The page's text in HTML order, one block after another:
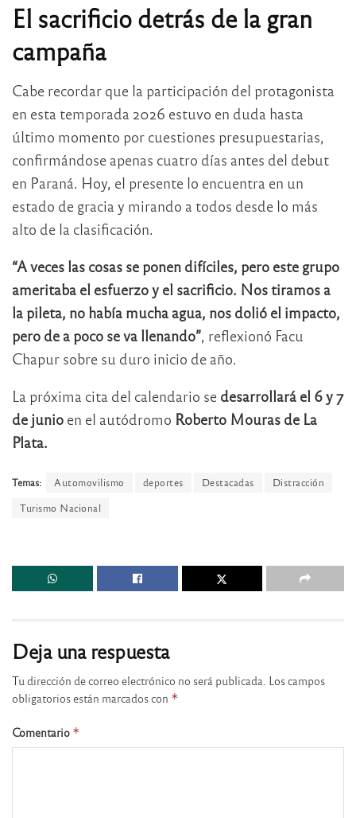
El sacrificio detrás de la gran
campaña
Cabe recordar que la participación del protagonista
en esta temporada 2026 estuvo en duda hasta
último momento por cuestiones presupuestarias,
confirmándose apenas cuatro días antes del debut
en Paraná. Hoy, el presente lo encuentra en un
estado de gracia y mirando a todos desde lo más
alto de la clasificación.
“A veces las cosas se ponen difíciles, pero este grupo
ameritaba el esfuerzo y el sacrificio. Nos tiramos a
la pileta, no había mucha agua, nos dolió el impacto,
pero de a poco se va llenando”, reflexionó Facu
Chapur sobre su duro inicio de año.
La próxima cita del calendario se desarrollará el 6 y 7
de junio en el autódromo Roberto Mouras de La
Plata.
Temas: Automovilismo deportes Destacadas
Distracción
Turismo Nacional
Deja una respuesta
Tu dirección de correo electrónico no será publicada. Los campos
obligatorios están marcados con *
Comentario *